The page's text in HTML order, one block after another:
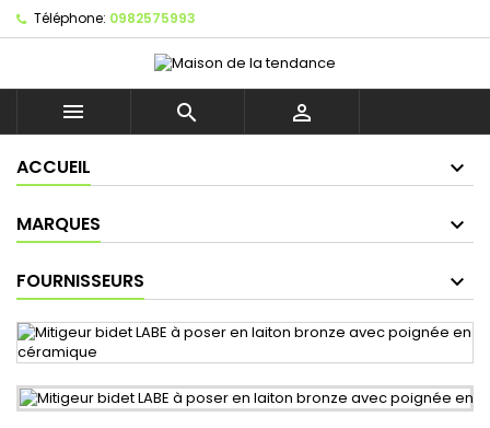
Téléphone: 0982575993
  
ACCUEIL
MARQUES
FOURNISSEURS